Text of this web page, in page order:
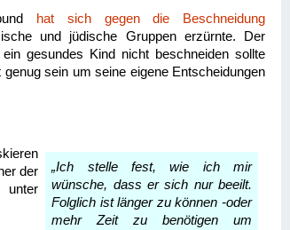
hat sich gegen die Beschneidung
und jüdische Gruppen erzürnte. Der
gesundes Kind nicht beschneiden sollte
sein um seine eigene Entscheidungen
„Ich stelle fest, wie ich mir
wünsche, dass er sich nur beeilt.
Folglich ist länger zu können -oder
mehr Zeit zu benötigen um
der
unter